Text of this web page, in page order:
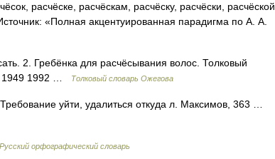
расчёске, расчёскам, расчёску, расчёски, расчёской,
«Полная акцентуированная парадигма по А. А.
2. Гребёнка для расчёсывания волос. Толковый
1949 1992 …
Толковый словарь Ожегова
уйти, удалиться откуда л. Максимов, 363 …
Русский орфографический словарь